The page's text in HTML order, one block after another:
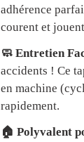
adhérence
courent et
🧼 Entretien
accidents ! Ce
en machine
rapidement.
🏠 Polyvalent